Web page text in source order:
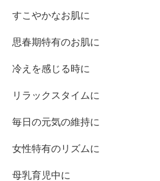
すこやかなお肌に
思春期特有のお肌に
冷えを感じる時に
リラックスタイムに
毎日の元気の維持に
女性特有のリズムに
母乳育児中に